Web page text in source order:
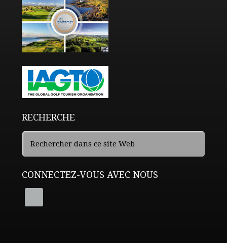
RECHERCHE
CONNECTEZ-VOUS AVEC NOUS